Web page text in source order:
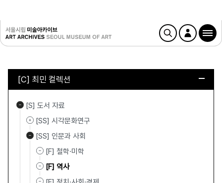
[C] 최민 컬렉션
[S] 도서 자료
[SS] 시각문화연구
[SS] 인문과 사회
[F] 철학·미학
[F] 역사